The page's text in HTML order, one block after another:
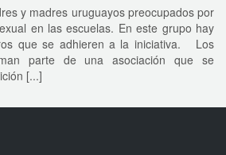
y madres uruguayos preocupados por
en las escuelas. En este grupo hay
que se adhieren a la iniciativa. Los
parte de una asociación que se
[...]